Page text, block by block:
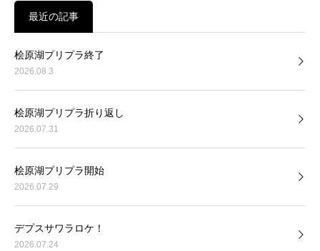
最近の記事
桧原湖プリプラ終了
2026.08.3
桧原湖プリプラ折り返し
2026.07.31
桧原湖プリプラ開始
2026.07.29
デプスサワラロケ！
2026.07.24